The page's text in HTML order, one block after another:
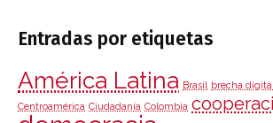
Entradas por etiquetas
América Latina Brasil brecha digital
Centroamérica Ciudadanía Colombia